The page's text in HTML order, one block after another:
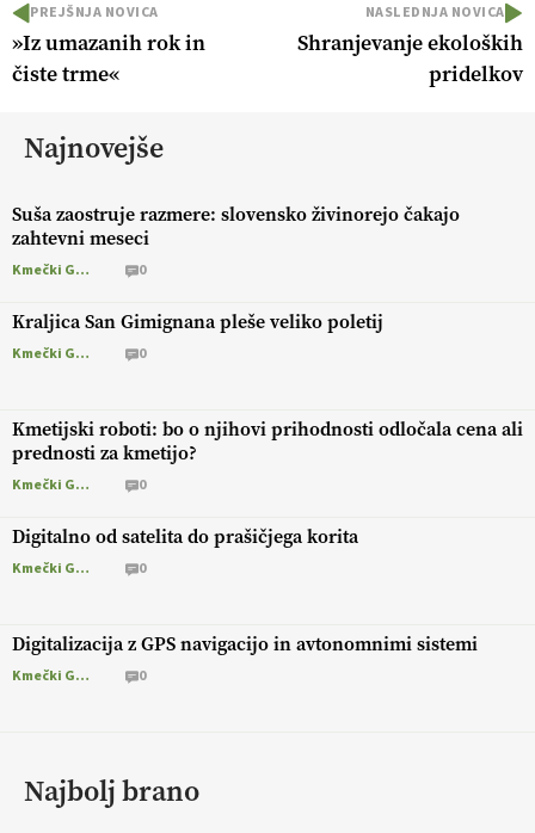
PREJŠNJA NOVICA
»Iz umazanih rok in
čiste trme«
NASLEDNJA NOVICA
Shranjevanje ekoloških
pridelkov
Najnovejše
Suša zaostruje razmere: slovensko živinorejo čakajo
zahtevni meseci
Kmečki Glas 0
Kraljica San Gimignana pleše veliko poletij
Kmečki Glas 0
Kmetijski roboti: bo o njihovi prihodnosti odločala cena ali
prednosti za kmetijo?
Kmečki Glas 0
Digitalno od satelita do prašičjega korita
Kmečki Glas 0
Digitalizacija z GPS navigacijo in avtonomnimi sistemi
Kmečki Glas 0
Najbolj brano